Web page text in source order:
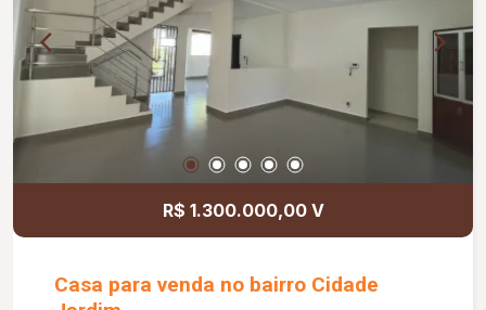
R$ 1.300.000,00 V
Casa para venda no bairro Cidade